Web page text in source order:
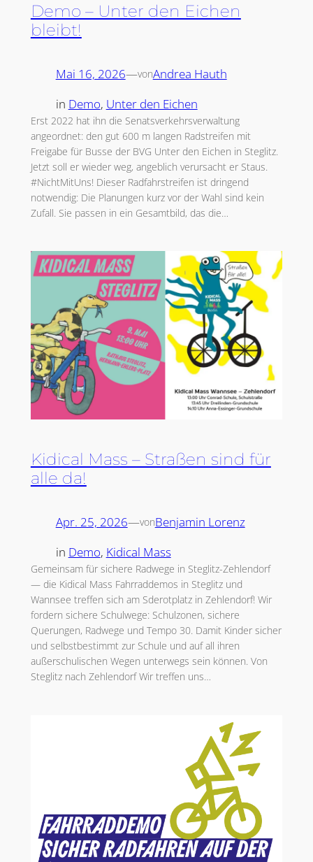
Demo – Unter den Eichen
bleibt!
Mai 16, 2026—vonAndrea Hauth
in Demo, Unter den Eichen
Erst 2022 hat ihn die Senatsverkehrsverwaltung
angeordnet: den gut 600 m langen Radstreifen mit
Freigabe für Busse der BVG Unter den Eichen in Steglitz.
Jetzt soll er wieder weg, angeblich verursacht er Staus.
#NichtMitUns! Dieser Radfahrstreifen ist dringend
notwendig: Die Planungen kurz vor der Wahl sind kein
Zufall. Sie passen in ein Gesamtbild, das die…
Kidical Mass – Straßen sind für
alle da!
Apr. 25, 2026—vonBenjamin Lorenz
in Demo, Kidical Mass
Gemeinsam für sichere Radwege in Steglitz-Zehlendorf
— die Kidical Mass Fahrraddemos in Steglitz und
Wannsee treffen sich am Sderotplatz in Zehlendorf! Wir
fordern sichere Schulwege: Schulzonen, sichere
Querungen, Radwege und Tempo 30. Damit Kinder sicher
und selbstbestimmt zur Schule und auf all ihren
außerschulischen Wegen unterwegs sein können. Von
Steglitz nach Zehlendorf Wir treffen uns…